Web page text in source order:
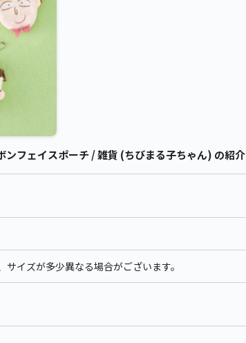
ンフェイスポーチ / 雑貨 (ちびまる子ちゃん) の紹介
ズが多少異なる場合がございます。